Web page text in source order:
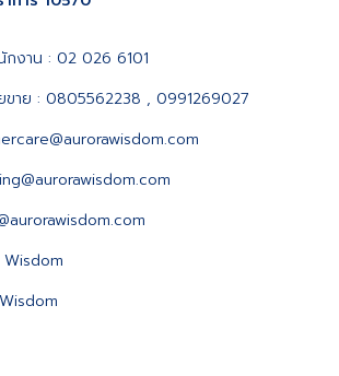
งาน : 02 026 6101
าย : 0805562238 , 0991269027